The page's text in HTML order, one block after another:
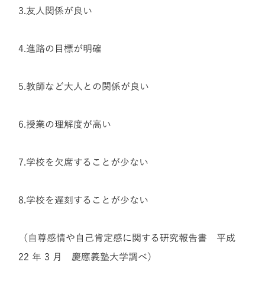
3.友人関係が良い
4.進路の目標が明確
5.教師など大人との関係が良い
6.授業の理解度が高い
7.学校を欠席することが少ない
8.学校を遅刻することが少ない
（自尊感情や自己肯定感に関する研究報告書 平成
22 年 3 月 慶應義塾大学調べ）